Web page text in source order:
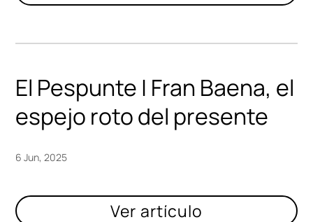
El Pespunte | Fran Baena, el
espejo roto del presente
6 Jun, 2025